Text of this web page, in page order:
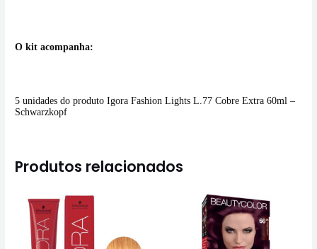
O kit acompanha:
5 unidades do produto Igora Fashion Lights L.77 Cobre Extra 60ml –
Schwarzkopf
Produtos relacionados